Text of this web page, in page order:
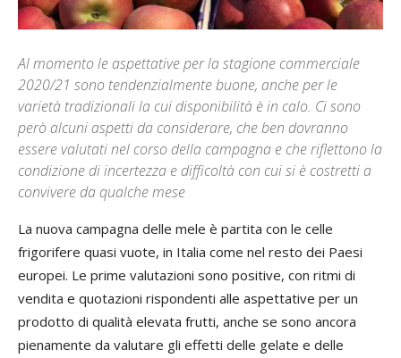
Al momento le aspettative per la stagione commerciale
2020/21 sono tendenzialmente buone, anche per le
varietà tradizionali la cui disponibilità è in calo. Ci sono
però alcuni aspetti da considerare, che ben dovranno
essere valutati nel corso della campagna e che riflettono la
condizione di incertezza e difficoltà con cui si è costretti a
convivere da qualche mese
La nuova campagna delle mele è partita con le celle
frigorifere quasi vuote, in Italia come nel resto dei Paesi
europei. Le prime valutazioni sono positive, con ritmi di
vendita e quotazioni rispondenti alle aspettative per un
prodotto di qualità elevata frutti, anche se sono ancora
pienamente da valutare gli effetti delle gelate e delle